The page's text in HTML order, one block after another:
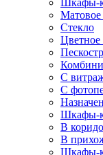
Шкафы-
Матовое
Стекло
Цветное
С
С
Шкафы-
В
В
Шкафы-